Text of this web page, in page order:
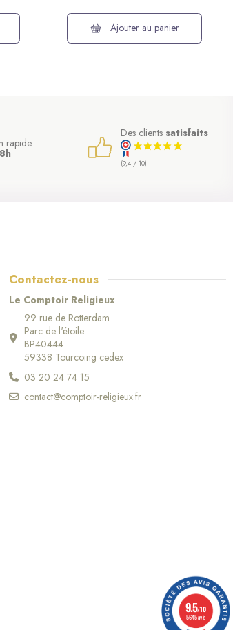
Ajouter au panier
rapide
Des clients satisfaits
(9,4 / 10)
Contactez-nous
Le Comptoir Religieux
99 rue de Rotterdam
Parc de l'étoile
BP40444
59338 Tourcoing cedex
03 20 24 74 15
contact@comptoir-religieux.fr
9.5/10
5645 avis